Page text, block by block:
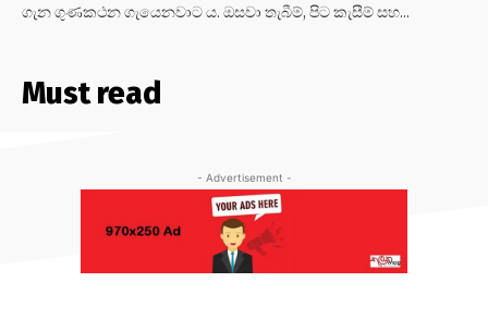
ගැන ගුණකථන ගැයෙනවාට ය. ඔසවා තැබීම්, පිට කැසීම් සහ...
Must read
- Advertisement -